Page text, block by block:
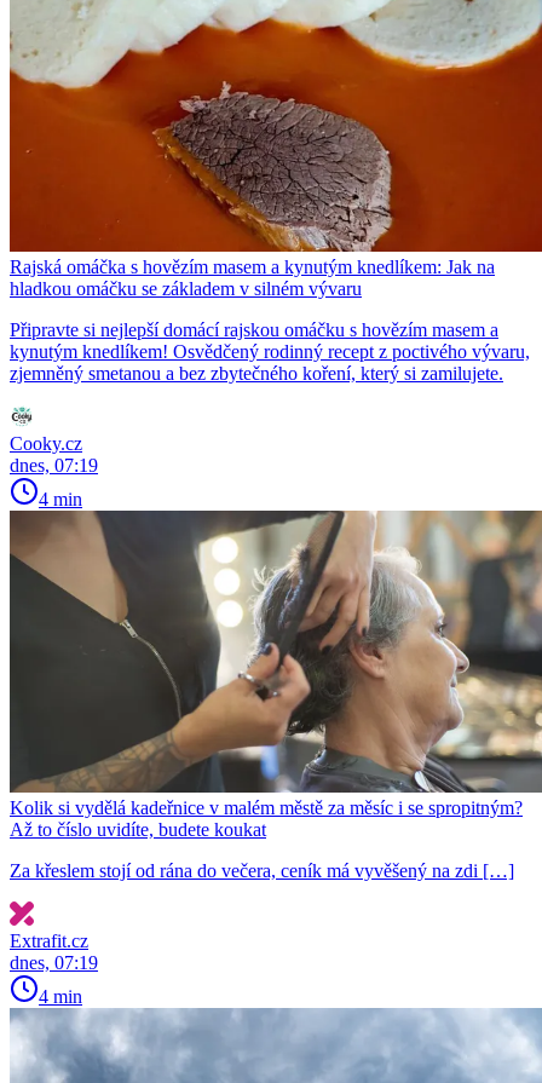
Rajská omáčka s hovězím masem a kynutým knedlíkem: Jak na
hladkou omáčku se základem v silném vývaru
Připravte si nejlepší domácí rajskou omáčku s hovězím masem a
kynutým knedlíkem! Osvědčený rodinný recept z poctivého vývaru,
zjemněný smetanou a bez zbytečného koření, který si zamilujete.
Cooky.cz
dnes, 07:19
4 min
Kolik si vydělá kadeřnice v malém městě za měsíc i se spropitným?
Až to číslo uvidíte, budete koukat
Za křeslem stojí od rána do večera, ceník má vyvěšený na zdi […]
Extrafit.cz
dnes, 07:19
4 min